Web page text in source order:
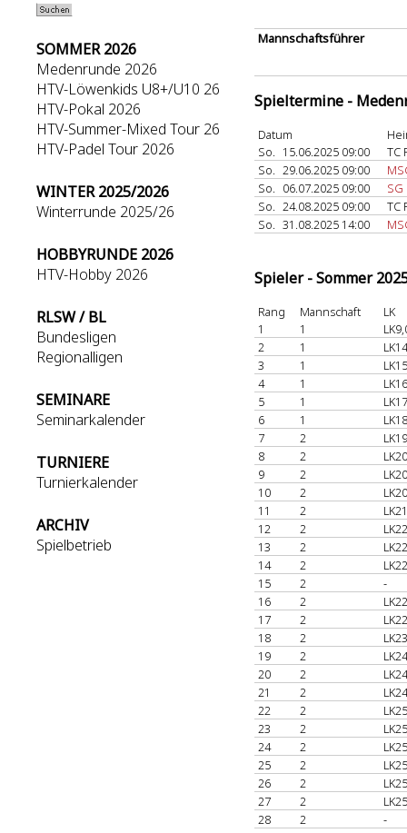
SOMMER 2026
Medenrunde 2026
HTV-Löwenkids U8+/U10 26
HTV-Pokal 2026
HTV-Summer-Mixed Tour 26
HTV-Padel Tour 2026
WINTER 2025/2026
Winterrunde 2025/26
HOBBYRUNDE 2026
HTV-Hobby 2026
RLSW / BL
Bundesligen
Regionalligen
SEMINARE
Seminarkalender
TURNIERE
Turnierkalender
ARCHIV
Spielbetrieb
Mannschaftsführer
Spieltermine -
Datum
So. 15.06.2025 09:00
TC
So. 29.06.2025 09:00
So. 06.07.2025 09:00
So. 24.08.2025 09:00
TC
So. 31.08.2025 14:00
Spieler - Sommer
Rang Mannschaft
LK
1
1
2
1
3
1
4
1
5
1
6
1
7
2
8
2
9
2
10
2
11
2
12
2
13
2
14
2
15
2
-
16
2
17
2
18
2
19
2
20
2
21
2
22
2
23
2
24
2
25
2
26
2
27
2
28
2 -